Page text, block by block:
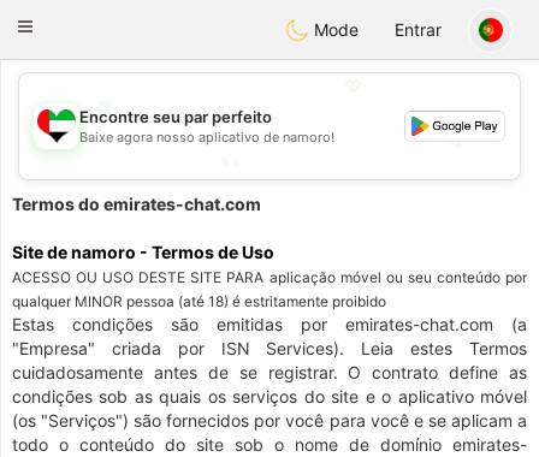
EmiratesChat
Toggle
Mode Entrar
💕
💕
Encontre seu par perfeito
Baixe agora nosso aplicativo de namoro!
Termos do emirates-chat.com
Site de namoro - Termos de Uso
ACESSO OU USO DESTE SITE PARA aplicação móvel ou seu conteúdo por
qualquer MINOR pessoa (até 18) é estritamente proibido
Estas condições são emitidas por emirates-chat.com (a
"Empresa" criada por ISN Services). Leia estes Termos
cuidadosamente antes de se registrar. O contrato define as
condições sob as quais os serviços do site e o aplicativo móvel
(os "Serviços") são fornecidos por você para você e se aplicam a
todo o conteúdo do site sob o nome de domínio emirates-